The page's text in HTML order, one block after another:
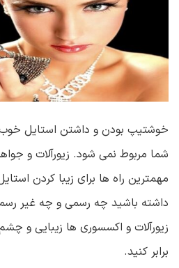
خوشتیپ بودن و داشتن استایل خوب
شما مربوط نمی شود. زیورآلات و
مهمترین راه ها برای زیبا کردن
داشته باشید چه رسمی و چه غیر
زیورآلات و اکسسوری ها زیبایی و
برابر کنید.